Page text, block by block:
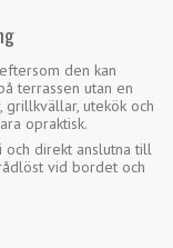
den kan
terrassen utan en
utekök och
opraktisk.
direkt anslutna till
vid bordet och